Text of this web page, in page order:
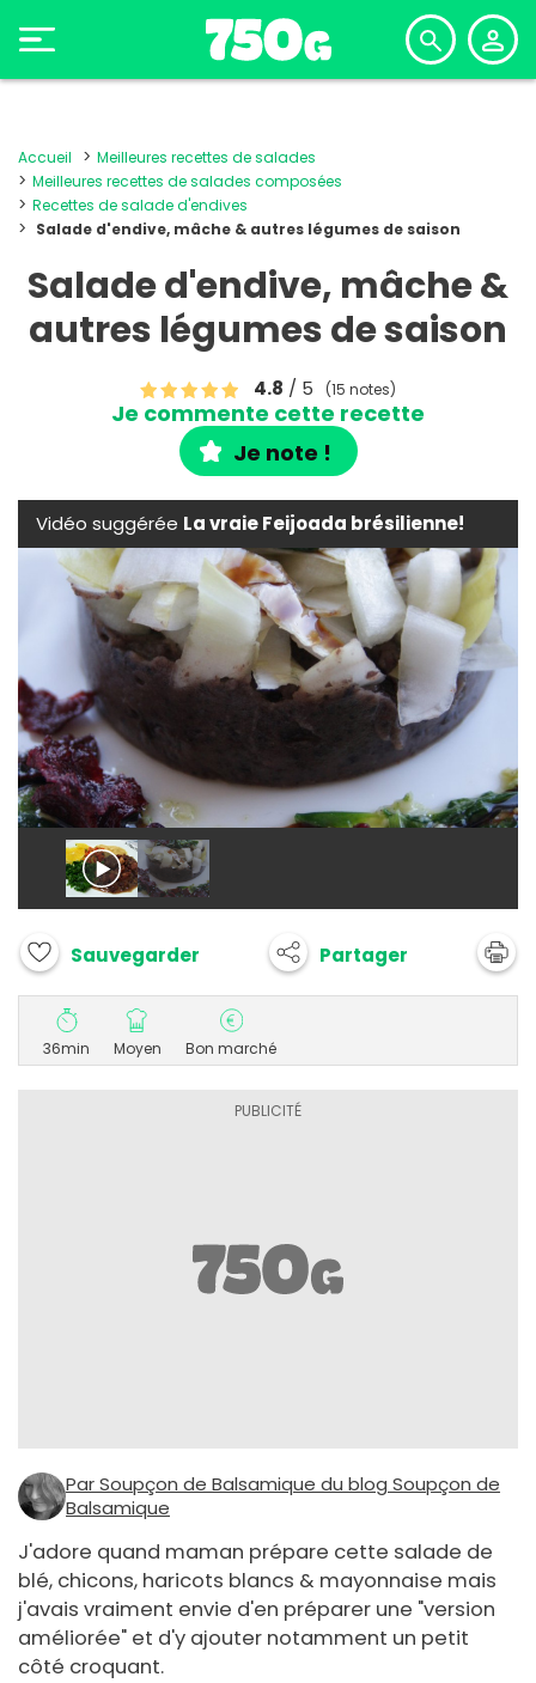
Accueil
Meilleures recettes de salades
Meilleures recettes de salades composées
Recettes de salade d'endives
Salade d'endive, mâche & autres légumes de saison
Salade d'endive, mâche &
autres légumes de saison
4.8 / 5 (15 notes)
Je commente cette recette
Je note !
Vidéo suggérée La vraie Feijoada brésilienne!
Sauvegarder Partager
36min Moyen Bon marché
Par Soupçon de Balsamique du blog Soupçon de
Balsamique
J'adore quand maman prépare cette salade de
blé, chicons, haricots blancs & mayonnaise mais
j'avais vraiment envie d'en préparer une "version
améliorée" et d'y ajouter notamment un petit
côté croquant.